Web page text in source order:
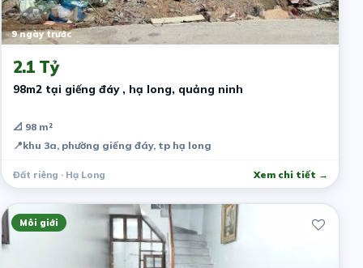
9 ngày trước
2.1 Tỷ
98m2 tại giếng đáy , hạ long, quảng ninh
📐 98 m²
📍khu 3a, phường giếng đáy, tp hạ long
Đất riêng · Hạ Long Xem chi tiết →
Môi giới